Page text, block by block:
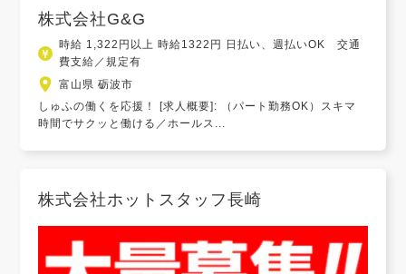
株式会社G&G
時給 1,322円以上 時給1322円 日払い、週払いOK 交通
費支給／規定有
富山県 砺波市
しゅふの働くを応援！ [求人概要]: （パート勤務OK）スキマ
時間でサクッと働ける／ホールス...
株式会社ホットスタッフ長崎